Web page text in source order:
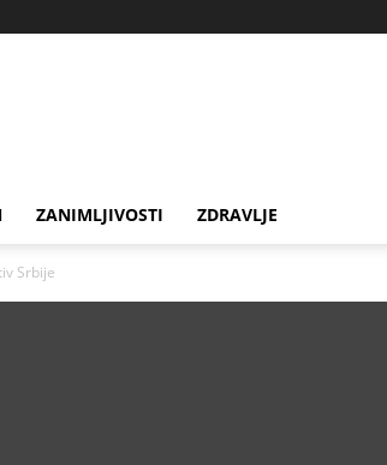
ZANIMLJIVOSTI ZDRAVLJE
Srbije